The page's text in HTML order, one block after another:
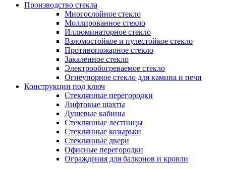
Производство стекла
Многослойное стекло
Моллированное стекло
Иллюминаторное стекло
Взломостойкое и пулестойкое стекло
Противопожарное стекло
Закаленное стекло
Электрообогреваемое стекло
Огнеупорное стекло для камина и печи
Конструкции под ключ
Стеклянные перегородки
Лифтовые шахты
Душевые кабины
Cтеклянные лестницы
Cтеклянные козырьки
Cтеклянные двери
Офисные перегородки
Ограждения для балконов и кровли